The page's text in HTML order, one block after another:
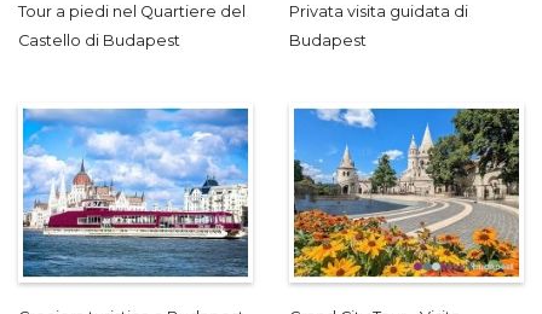
Tour a piedi nel Quartiere del
Castello di Budapest
Privata visita guidata di
Budapest